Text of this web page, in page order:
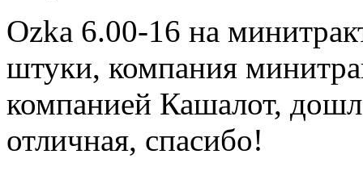
Ozka 6.00-16 на
штуки, компания
компанией Кашалот,
отличная, спасибо!